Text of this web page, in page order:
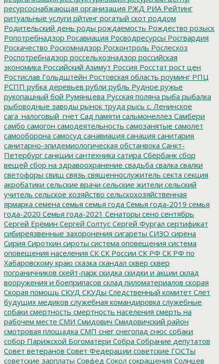
ресурсоснабжающая организация РЖД РИА Рейтинг
ритуальные услуги рйтинг рогатый скот роддом
Родительский день роды рождаемость Рождество розыск
Ропотребнадзор Росавиация Росводресурсы Росгвардия
Роскачество Роскомнадзор Росконтроль Рослесхоз
Роспотребнадзор россельхознадзор российская
экономика Российский Азимут Россия Росстат рост цен
Ростислав Гольдштейн Ростовская область роуминг РПЦ
РСПП рубка деревьев рубли рубль Рудное ружье
рукопашный бой Румянцева Русская поляна рыба рыбалка
рыбоводные заводы рынок труда рысь с. Ленинское
сага_налоговый_гнет Сад памяти сальмонеллез Самбери
самбо самогон самодеятельность самозанятые самолет
самооборона самосуд санавиация санация санитария
санитарно-эпидемиологическая обстанвока Санкт-
Петербург санкции сантехника сатира Сбербанк сбор
вещей сбор на здравоохранение свадьба свалка свалки
светофоры свищ связь священнослужитель секта секция
акробатики сельские врачи сельские жители сельский
учитель сельское хозяйство сельскохозяйственная
ярмарка семена семья семья года Семья года-2019 семья
года-2020 Семья года-2021 Сенаторы сено сентябрь
Сергей Ерёмин Сергей Солтус Сергей Фургал сертификат
сибиреязвенные захоронения сигареты СИЗО сирена
Сирия Сироткин сироты система оповещения система
оповещения населения СК СК России СК РФ СК РФ по
Хабаровскому краю сказка скандал сквер сквер
пограничников скейт-парк скидка скидки и акции склад
вооружения и боеприпасов склад пиломатериалов скорая
Скорая помощь СКУД СКУДы Следственный комитет Слет
будущих медиков служебная командировка служебные
собаки смертность смертность населения смерть на
рабочем месте СМИ Смидович Смидовичский район
смотровая площадка СМП снег снегопад снюс собаки
собор Парижской Богоматери Собра Собрание депутатов
Совет ветеранов Совет Федерации советские ГОСТы
советские зарплаты Совфед Сокол сокращения Солнцев